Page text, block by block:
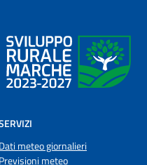
Dati meteo giornalieri
Previsioni meteo